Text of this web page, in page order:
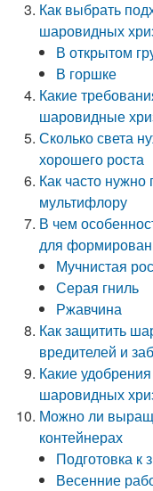
Как выбрать
шаровидных
В открытом
В горшке
Какие
шаровидные
Сколько света
хорошего роста
Как часто
мультифлору
В чем
для
Мучнистая
Серая гниль
Ржавчина
Как защитить
вредителей и
Какие
шаровидных
Можно ли
контейнерах
Подготовка к
Весенние